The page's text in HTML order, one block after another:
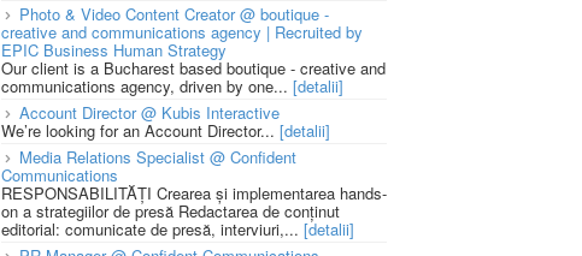
Photo & Video Content Creator @ boutique -
creative and communications agency | Recruited by
EPIC Business Human Strategy
Our client is a Bucharest based boutique - creative and
communications agency, driven by one... [detalii]
Account Director @ Kubis Interactive
We’re looking for an Account Director... [detalii]
Media Relations Specialist @ Confident
Communications
RESPONSABILITĂȚI Crearea și implementarea hands-
on a strategiilor de presă Redactarea de conținut
editorial: comunicate de presă, interviuri,... [detalii]